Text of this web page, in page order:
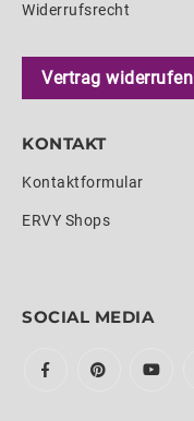
Widerrufsrecht
Vertrag widerrufen
KONTAKT
Kontaktformular
ERVY Shops
SOCIAL MEDIA